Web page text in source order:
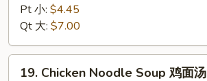
Rice
Soup
鸡
饭
Pt 小: $4.45
Qt 大: $7.00
19. Chicken Noodle Soup 鸡面汤